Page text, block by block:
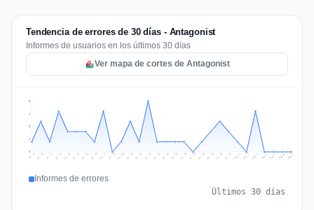
Tendencia de errores de 30 días - Antagonist
Informes de usuarios en los últimos 30 días
Ver mapa de cortes de Antagonist
1
3
4
5
Jul 9 Jul 10 Jul 11 Jul 12 Jul 13 Jul 14 Jul 15 Jul 16 Jul 17 Jul 18 Jul 19 Jul 20 Jul 21 Jul 22 Jul 23 Jul 24 Jul 25 Jul 26 Jul 27 Jul 28 Jul 29 Jul 30 Jul 31 Aug 1 Aug 2 Aug 3 Aug 4 Aug 5 Aug 6 Aug 7
Informes de errores
Últimos 30 días